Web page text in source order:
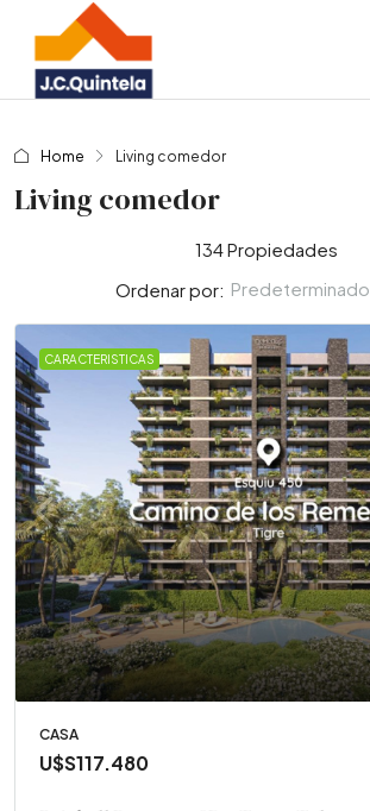
Home Living comedor
Living comedor
134 Propiedades
Ordenar por: Predeterminado
CARACTERISTICAS
CASA
U$S117.480